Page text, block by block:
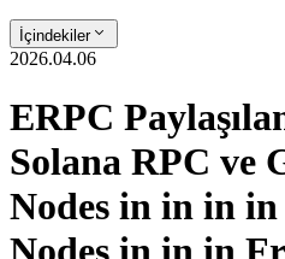
İçindekiler
2026.04.06
ERPC
Solana RPC ve
Nodes in in in